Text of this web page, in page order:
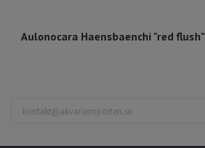
Aulonocara Haensbaenchi "red flush"